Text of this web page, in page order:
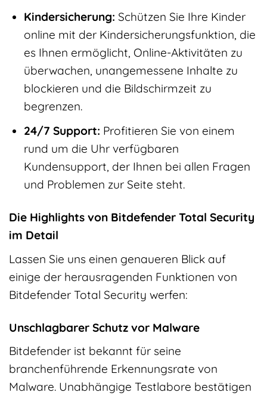
Kindersicherung: Schützen Sie Ihre Kinder
online mit der Kindersicherungsfunktion, die
es Ihnen ermöglicht, Online-Aktivitäten zu
überwachen, unangemessene Inhalte zu
blockieren und die Bildschirmzeit zu
begrenzen.
24/7 Support: Profitieren Sie von einem
rund um die Uhr verfügbaren
Kundensupport, der Ihnen bei allen Fragen
und Problemen zur Seite steht.
Die Highlights von Bitdefender Total Security
im Detail
Lassen Sie uns einen genaueren Blick auf
einige der herausragenden Funktionen von
Bitdefender Total Security werfen:
Unschlagbarer Schutz vor Malware
Bitdefender ist bekannt für seine
branchenführende Erkennungsrate von
Malware. Unabhängige Testlabore bestätigen